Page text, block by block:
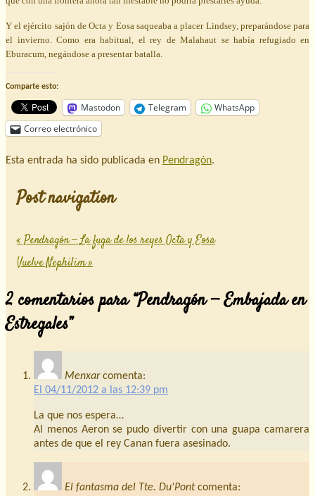
Y el ejército sajón de Octa y Eosa saqueaba a placer Lindsey, preparándose para
el invierno. Como era habitual, el rey de Malahaut se había refugiado en
Eburacum, negándose a presentar batalla.
Comparte esto:
Mastodon Telegram
WhatsApp
Correo electrónico
Esta entrada ha sido publicada en Pendragón.
Post navigation
«Pendragón — La fuga de los reyes Octa y Eosa
Vuelve Nephilim»
2 comentarios para “Pendragón — Embajada en
Estregales”
Menxar comenta:
El 04/11/2012 a las 12:39 pm
La que nos espera…
Al menos Aeron se pudo divertir con una guapa camarera
antes de que el rey Canan fuera asesinado.
El fantasma del Tte. Du'Pont comenta: